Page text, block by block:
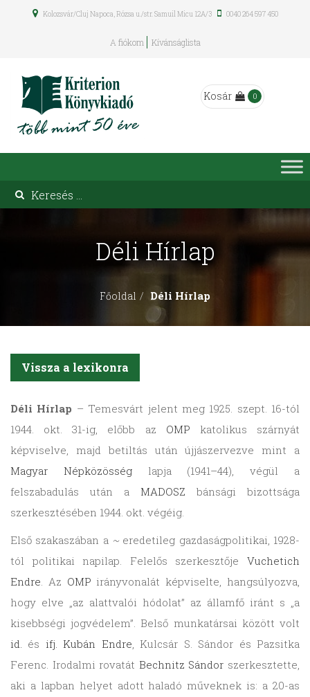
Kolozsvár/Cluj Napoca, Rózsa u./str. Samuil Micu 12A/3 0040 264 597 450
A fiókom Kívánságlista
Kosár 0
Déli Hírlap
Főoldal Déli Hírlap
Vissza a lexikonra
Déli Hírlap – Temesvárt jelent meg 1925. szept. 16-tól
1944. okt. 31-ig, előbb az OMP katolikus szárnyát
képviselve, majd betiltás után újjászervezve mint a
Magyar Népközösséglapja (1941–44), végül a
felszabadulás után a MADOSZ bánsági bizottsága
szerkesztésében 1944. okt. végéig.
Első szakaszában a ~ eredetileg gazdaságpolitikai, 1928-
tól politikai napilap. Felelős szerkesztője Vuchetich
Endre. Az OMP irányvonalát képviselte, hangsúlyozva,
hogy elve „az alattvalói hódolat” az államfő iránt s „a
kisebbségi jogvédelem”. Belső munkatársai között volt
id. és ifj. Kubán Endre, Kulcsár S. Sándor és Pazsitka
Ferenc. Irodalmi rovatát Bechnitz Sándor szerkesztette,
aki a lapban helyet adott haladó műveknek is: a 20-as